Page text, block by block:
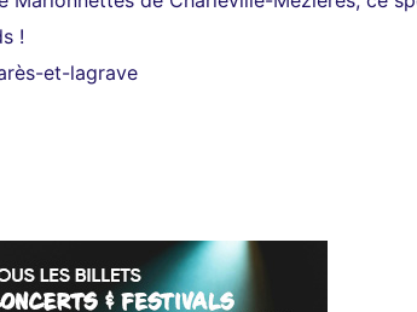
!
et-lagrave